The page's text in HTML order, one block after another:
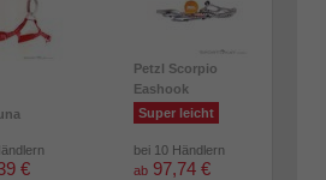
€
Petzl Scorpio
Eashook
Super leicht
bei 10 Händlern
ab 97,74 €